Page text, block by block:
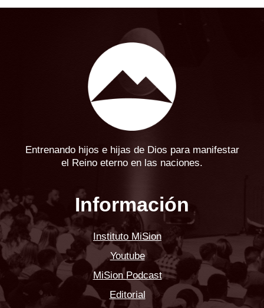
Entrenando hijos e hijas de Dios para manifestar
el Reino eterno en las naciones.
Información
Instituto MiSion
Youtube
MiSion Podcast
Editorial